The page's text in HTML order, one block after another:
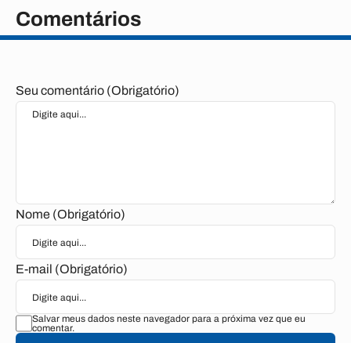
Comentários
Seu comentário (Obrigatório)
Nome (Obrigatório)
E-mail (Obrigatório)
Salvar meus dados neste navegador para a próxima vez que eu
comentar.